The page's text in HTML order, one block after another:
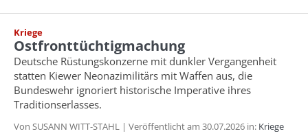
Kriege
Ostfronttüchtigmachung
Deutsche Rüstungskonzerne mit dunkler Vergangenheit
statten Kiewer Neonazimilitärs mit Waffen aus, die
Bundeswehr ignoriert historische Imperative ihres
Traditionserlasses.
Von SUSANN WITT-STAHL | Veröffentlicht am 30.07.2026 in: Kriege